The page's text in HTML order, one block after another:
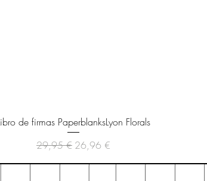
Vista rápida
de firmas PaperblanksLyon Florals
Precio
29,95 € Precio de oferta
26,96 €